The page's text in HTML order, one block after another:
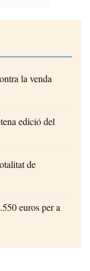
la venda
edició del
de
euros per a